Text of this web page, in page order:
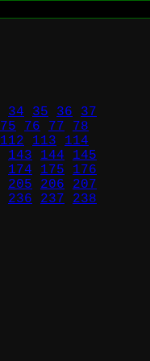
34 35 36
37
75 76 77
78
112 113
114
143 144
145
174 175
176
205 206
207
236 237 238